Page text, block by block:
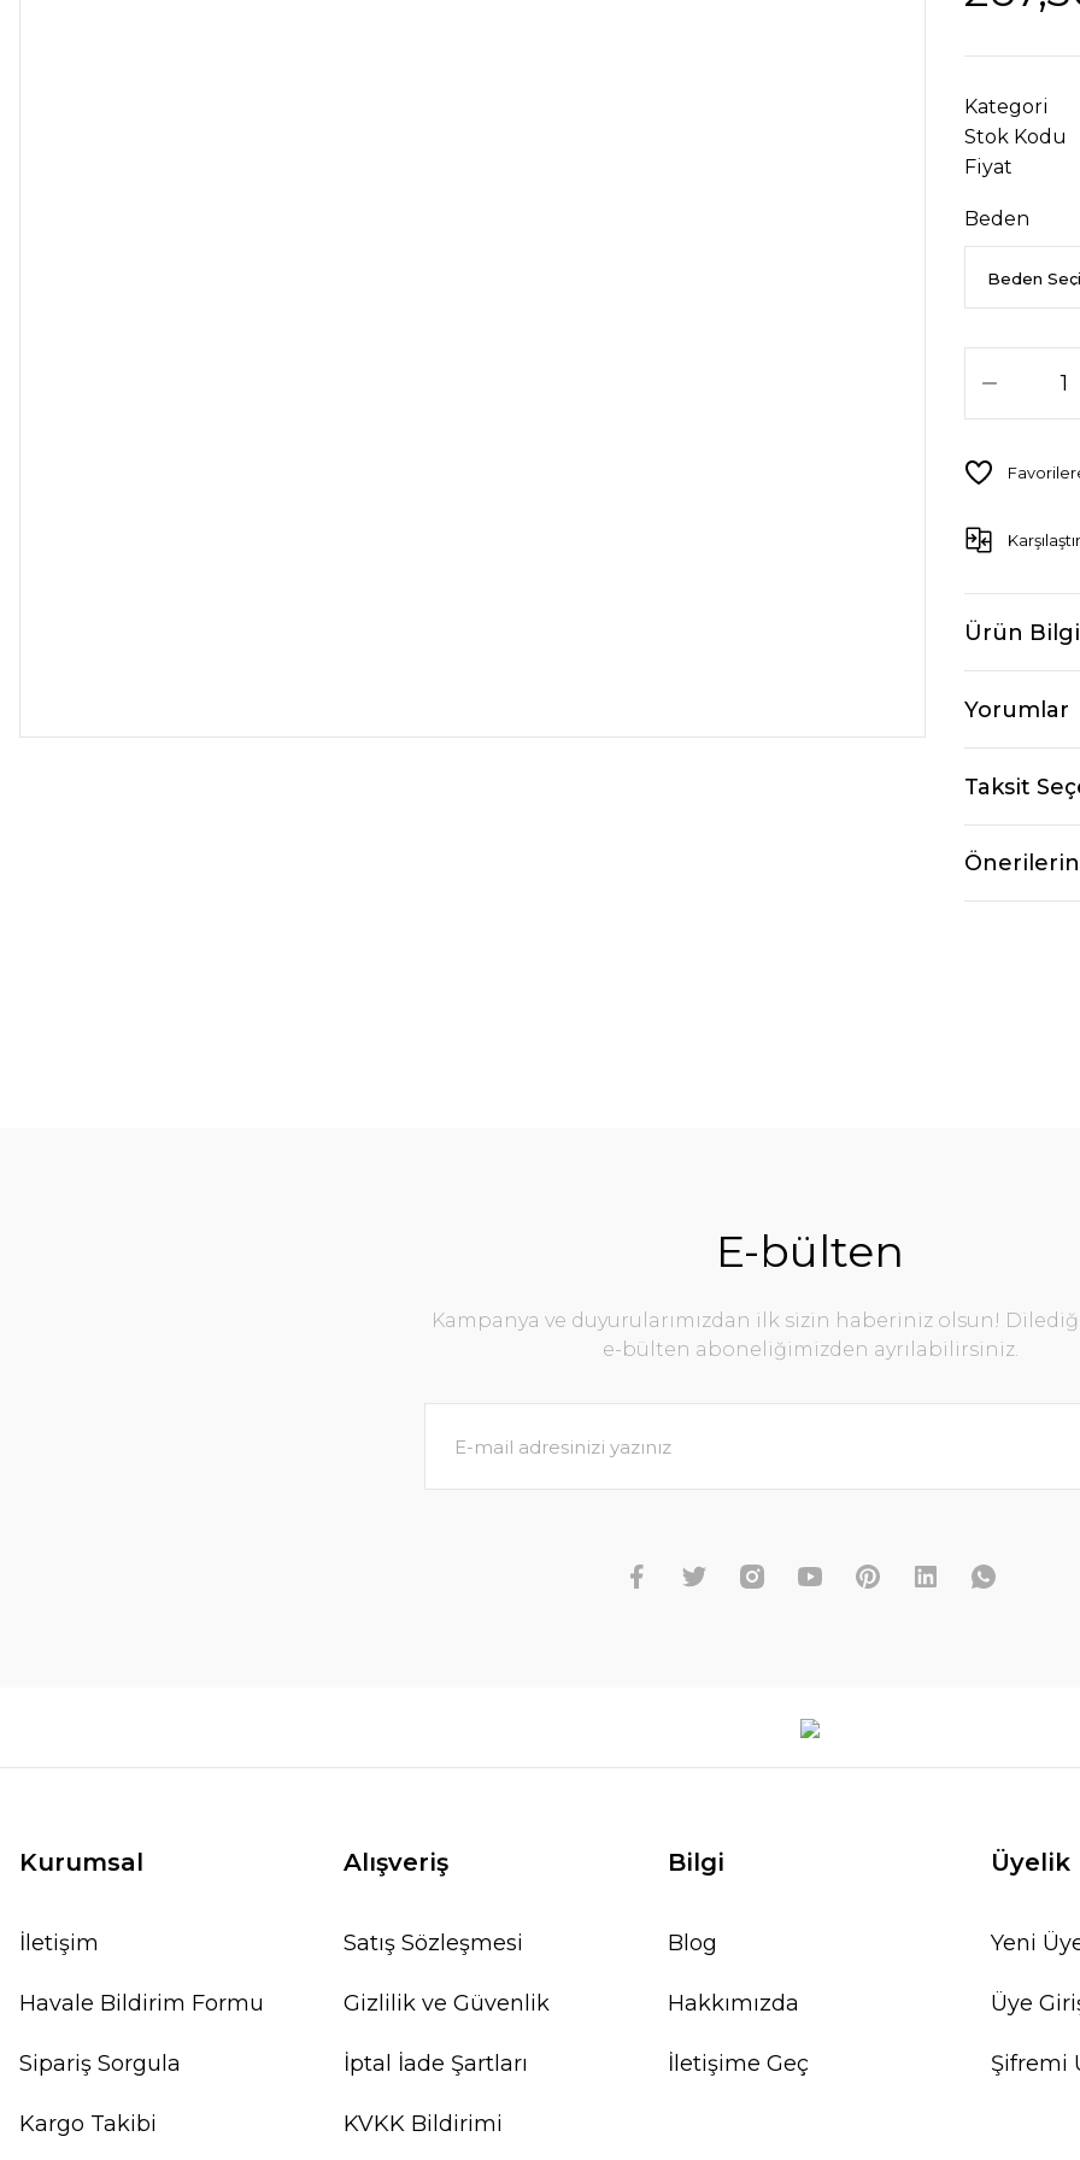
Kategori
Stok Kodu
Fiyat
Beden
Karşılaştır
Ürün
Yorumlar
Taksit
E-bülten
Kampanya ve duyurularımızdan ilk sizin haberiniz olsun!
e-bülten aboneliğimizden ayrılabilirsiniz.
Kurumsal
İletişim
Havale Bildirim Formu
Sipariş Sorgula
Kargo Takibi
Alışveriş
Satış Sözleşmesi
Gizlilik ve Güvenlik
İptal İade Şartları
KVKK Bildirimi
Bilgi
Blog
Hakkımızda
İletişime Geç
Üyelik
Yeni
Üye
Şifremi